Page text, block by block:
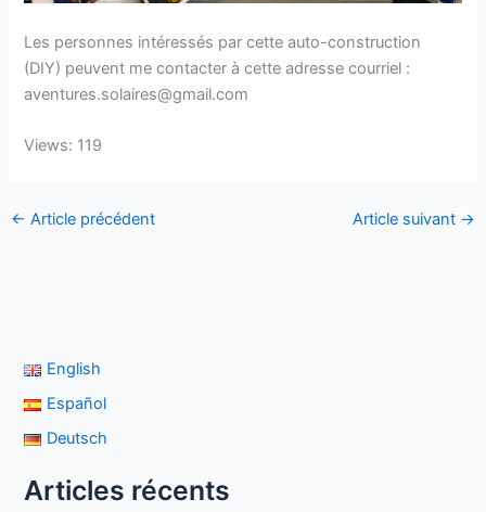
Les personnes intéressés par cette auto-construction
(DIY) peuvent me contacter à cette adresse courriel :
aventures.solaires@gmail.com
Views: 119
← Article précédent Article suivant →
English
Español
Deutsch
Articles récents